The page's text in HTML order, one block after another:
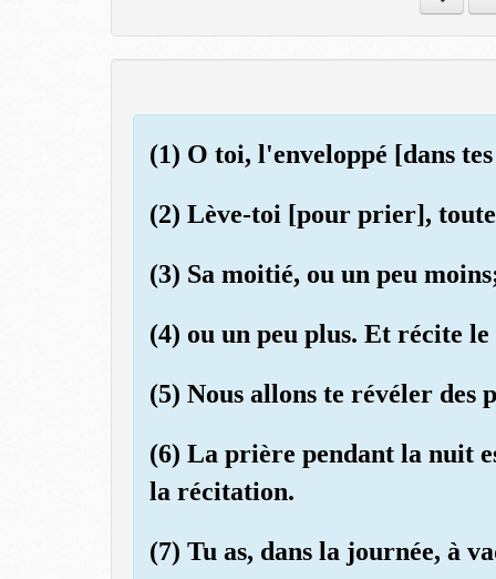
(1) O toi, l'enveloppé [dans
(2) Lève-toi [pour prier],
(3) Sa moitié, ou un peu
(4) ou un peu plus. Et récite
(5) Nous allons te révéler des
(6) La prière pendant la nuit
la récitation.
(7) Tu as, dans la journée, à